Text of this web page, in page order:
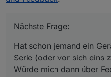
auf 32-Bit
Das
Die
funktioniert
X2, T20
Weitere
ein paar weitere
ein-/
Nächste Frage:
Hat schon jemand ein
Serie (oder vor sich eins
Würde mich dann über